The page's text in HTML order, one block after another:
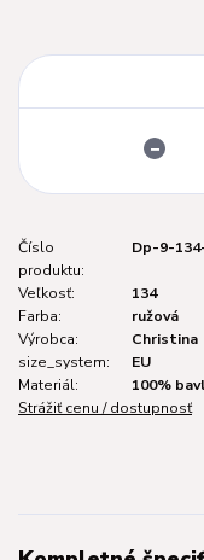
Číslo
produktu:
Dp-9-
Veľkosť:
134
Farba:
ružová
Výrobca:
Christina
size_system:
EU
Materiál:
100%
Strážiť cenu / dostupnosť